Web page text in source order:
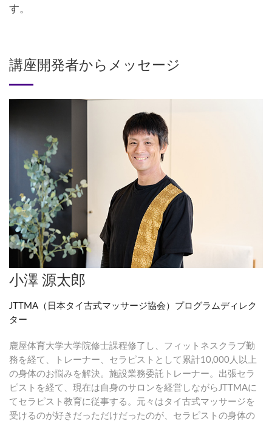
す。
講座開発者からメッセージ
小澤 源太郎
JTTMA（日本タイ古式マッサージ協会）プログラムディレク
ター
鹿屋体育大学大学院修士課程修了し、フィットネスクラブ勤
務を経て、トレーナー、セラピストとして累計10,000人以上
の身体のお悩みを解決。施設業務委託トレーナー。出張セラ
ピストを経て、現在は自身のサロンを経営しながらJTTMAに
てセラピスト教育に従事する。元々はタイ古式マッサージを
受けるのが好きだっただけだったのが、セラピストの身体の